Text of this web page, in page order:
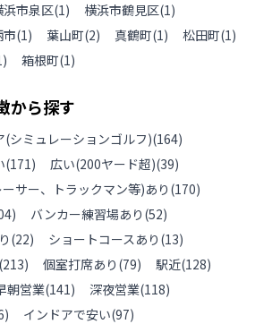
浜市泉区(1) 横浜市鶴見区(1)
市(1) 葉山町(2) 真鶴町(1) 松田町(1)
) 箱根町(1)
から探す
(シミュレーションゴルフ)(164)
(171) 広い(200ヤード超)(39)
サー、トラックマン等)あり (170)
) バンカー練習場あり (52)
(22) ショートコースあり (13)
(213) 個室打席あり (79) 駅近(128)
朝営業(141) 深夜営業(118)
) インドアで安い(97)